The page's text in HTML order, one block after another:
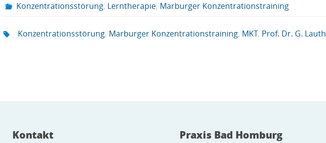
Konzentrationsstörung, Lerntherapie, Marburger Konzentrationstraining
Konzentrationsstörung, Marburger Konzentrationstraining, MKT, Prof. Dr. G. Lauth
Kontakt Praxis Bad Homburg